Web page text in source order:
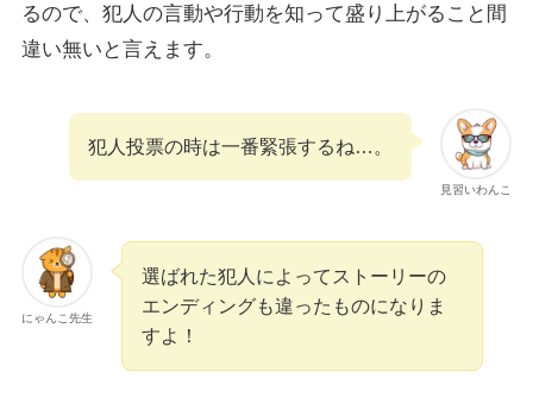
るので、犯人の言動や行動を知って盛り上がること間
違い無いと言えます。
見習いわんこ
犯人投票の時は一番緊張するね…。
にゃんこ先生
選ばれた犯人によってストーリーの
エンディングも違ったものになりま
すよ！